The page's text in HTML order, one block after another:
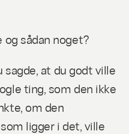
sådan noget?
sagde, at du godt ville
ting, som den ikke
om den
ligger i det, ville